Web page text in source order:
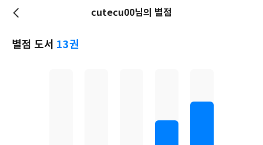
cutecu00님의 별점
별점 도서 13권